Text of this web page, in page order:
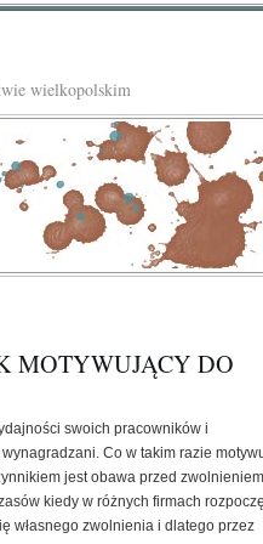
wielkopolskim
MOTYWUJĄCY DO
swoich pracowników i
Co w takim razie
jest obawa przed
kiedy w różnych firmach
własnego zwolnienia i dlatego przez